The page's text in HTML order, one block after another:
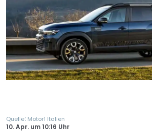
Quelle: Motor1 Italien
10. Apr. um10:16 Uhr